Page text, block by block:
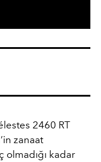
2460 RT
zanaat
olmadığı kadar